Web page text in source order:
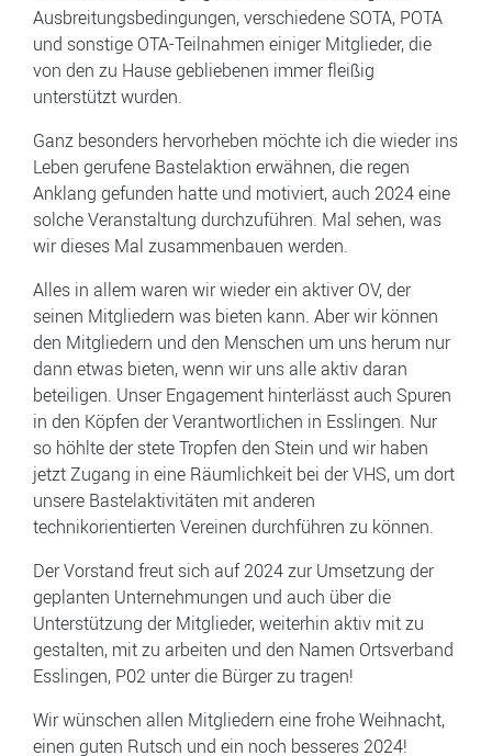
Ausbreitungsbedingungen, verschiedene SOTA, POTA
und sonstige OTA-Teilnahmen einiger Mitglieder, die
von den zu Hause gebliebenen immer fleißig
unterstützt wurden.
Ganz besonders hervorheben möchte ich die wieder ins
Leben gerufene Bastelaktion erwähnen, die regen
Anklang gefunden hatte und motiviert, auch 2024 eine
solche Veranstaltung durchzuführen. Mal sehen, was
wir dieses Mal zusammenbauen werden.
Alles in allem waren wir wieder ein aktiver OV, der
seinen Mitgliedern was bieten kann. Aber wir können
den Mitgliedern und den Menschen um uns herum nur
dann etwas bieten, wenn wir uns alle aktiv daran
beteiligen. Unser Engagement hinterlässt auch Spuren
in den Köpfen der Verantwortlichen in Esslingen. Nur
so höhlte der stete Tropfen den Stein und wir haben
jetzt Zugang in eine Räumlichkeit bei der VHS, um dort
unsere Bastelaktivitäten mit anderen
technikorientierten Vereinen durchführen zu können.
Der Vorstand freut sich auf 2024 zur Umsetzung der
geplanten Unternehmungen und auch über die
Unterstützung der Mitglieder, weiterhin aktiv mit zu
gestalten, mit zu arbeiten und den Namen Ortsverband
Esslingen, P02 unter die Bürger zu tragen!
Wir wünschen allen Mitgliedern eine frohe Weihnacht,
einen guten Rutsch und ein noch besseres 2024!